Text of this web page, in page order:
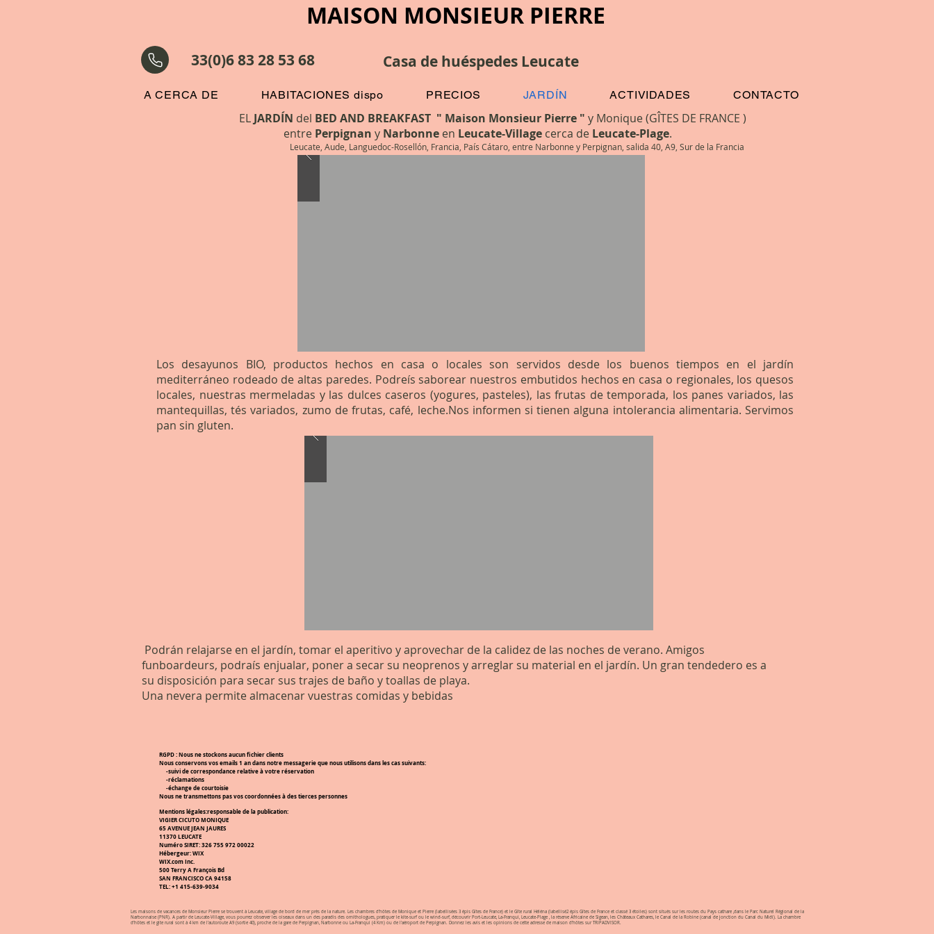
MAISON MONSIEUR PIERRE
33(0)6 83 28 53 68 Casa de huéspedes Leucate
A CERCA DE HABITACIONES dispo PRECIOS JARDÍN ACTIVIDADES CONTACTO
EL JARDÍN del BED AND BREAKFAST " Maison Monsieur Pierre " y Monique (GÎTES DE FRANCE )
entre Perpignan y Narbonne en Leucate-Village cerca de Leucate-Plage.
Leucate, Aude, Languedoc-Rosellón, Francia, País Cátaro, entre Narbonne y Perpignan, salida 40, A9, Sur de la Francia
Los desayunos BIO, productos hechos en casa o locales son servidos desde los buenos tiempos en el jardín
mediterráneo rodeado de altas paredes. Podreís saborear nuestros embutidos hechos en casa o regionales, los quesos
locales, nuestras mermeladas y las dulces caseros (yogures, pasteles), las frutas de temporada, los panes variados, las
mantequillas, tés variados, zumo de frutas, café, leche.Nos informen si tienen alguna intolerancia alimentaria. Servimos
pan sin gluten.
Podrán relajarse en el jardín, tomar el aperitivo y aprovechar de la calidez de las noches de verano. Amigos
funboardeurs, podraís enjualar, poner a secar su neoprenos y arreglar su material en el jardín. Un gran tendedero es a
su disposición para secar sus trajes de baño y toallas de playa.
Una nevera permite almacenar vuestras comidas y bebidas
RGPD :Nousne stockons aucun fichier clients
Nous conservons vos emails 1 an dans notre messagerie que nous utilisons dans les cas suivants:
-suivi de correspondance relative à votre réservation
-réclamations
-échange de courtoisie
Nous ne transmettons pas vos coordonnées à des tierces personnes
Mentions légales:responsable de la publication:
VIGIER CICUTO MONIQUE
65 AVENUE JEAN JAURES
11370 LEUCATE
Numéro SIRET: 326 755 972 00022
Hébergeur: WIX
WIX.com Inc.
500 Terry A François Bd
SAN FRANCISCO CA 94158
TEL: +1 415-639-9034
Les maisons de vacances de Monsieur Pierre se trouvent à Leucate, village de bord de mer près de la nature. Les chambres d'hôtes de Monique et Pierre (labellisées 3 épis Gîtes de France) et le Gîte rural Héléna (labellisé2 épis Gîtes de France et classé 3 étoiles) sont situés sur les routes du Pays cathare ,dans le Parc Naturel Régional de la
Narbonnaise (PNR). A partir de Leucate-Village, vous pourrez observer les oiseaux dans un des paradis des ornithologues, pratiquer le kite-surf ou le wind-surf, découvrir Port-Leucate, La-Franqui, Leucate-Plage , la réserve Africaine de Sigean, les Châteaux Cathares, le Canal de la Robine (canal de jonction du Canal du Midi). La chambre
d'hôtes et le gite rural sont à 4 km de l'autoroute A9 (sortie 40), proche de la gare de Perpignan, Narbonne ou La-Franqui (4 Km) ou de l'aéroport de Perpignan. Donnez les avis et les opinions de cette adresse de maison d'hôtes sur TRIPADVISOR.